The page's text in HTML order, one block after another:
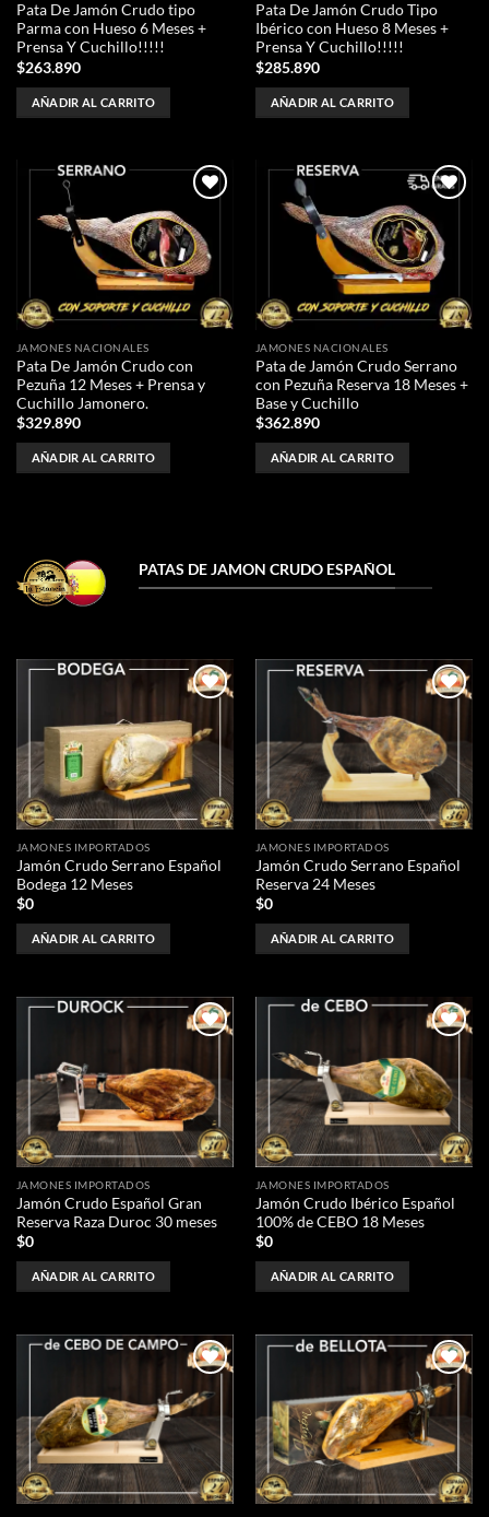
Pata De Jamón Crudo tipo
Parma con Hueso 6 Meses +
Prensa Y Cuchillo!!!!!
$263.890
AÑADIR AL CARRITO
Pata De Jamón Crudo Tipo
Ibérico con Hueso 8 Meses +
Prensa Y Cuchillo!!!!!
$285.890
AÑADIR AL CARRITO
a la
lista de
deseos
JAMONES NACIONALES
Pata De Jamón Crudo con
Pezuña 12 Meses + Prensa y
Cuchillo Jamonero.
$329.890
AÑADIR AL CARRITO
Añadir
a la
lista de
deseos
JAMONES NACIONALES
Pata de Jamón Crudo Serrano
con Pezuña Reserva 18 Meses +
Base y Cuchillo
$362.890
AÑADIR AL CARRITO
PATAS DE JAMON CRUDO ESPAÑOL
a la
lista de
deseos
JAMONES IMPORTADOS
Jamón Crudo Serrano Español
Bodega 12 Meses
$0
AÑADIR AL CARRITO
a la
lista de
deseos
JAMONES IMPORTADOS
Jamón Crudo Serrano Español
Reserva 24 Meses
$0
AÑADIR AL CARRITO
lista de
deseos
JAMONES IMPORTADOS
Jamón Crudo Español Gran
Reserva Raza Duroc 30 meses
$0
AÑADIR AL CARRITO
a la
lista de
deseos
JAMONES IMPORTADOS
Jamón Crudo Ibérico Español
100% de CEBO 18 Meses
$0
AÑADIR AL CARRITO
Añadir
a la
lista de
deseos
Añadir
a la
lista de
deseos